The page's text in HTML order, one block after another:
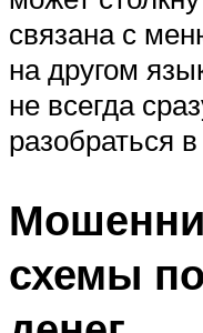
связана с
на другом
не всегда
разобраться
схемы